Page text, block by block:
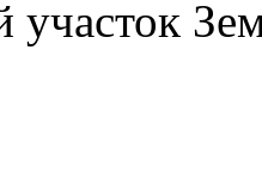
участок